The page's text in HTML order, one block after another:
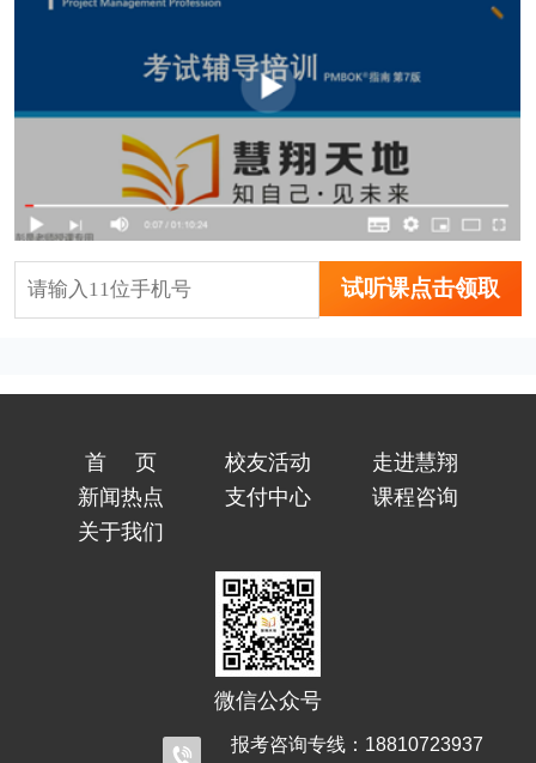
试听课点击领取
首页 校友活动
走进慧翔
新闻热点
支付中心
课程咨询
关于我们
微信公众号
报考咨询专线：18810723937